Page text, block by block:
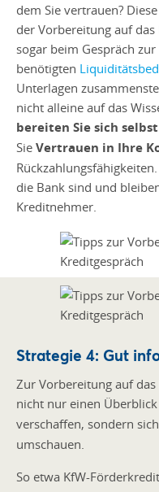
dem Sie vertrauen?
der Vorbereitung auf
sogar beim Gespräch
benötigten
Unterlagen
nicht alleine auf das
bereiten Sie sich
Sie Vertrauen in Ihre
die Bank sind und
Kreditnehmer.
Strategie 4: Gut
Zur Vorbereitung auf
nicht nur einen
verschaffen, sondern
umschauen.
So etwa KfW-